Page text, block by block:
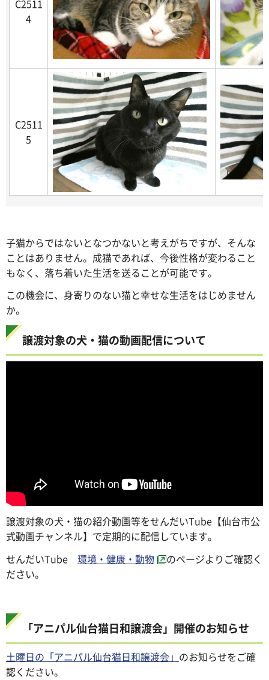
C2511
4
C2511
5
子猫からではないとなつかないと考えがちですが、そんな
ことはありません。成猫であれば、今後性格が変わること
もなく、落ち着いた生活を送ることが可能です。
この機会に、身寄りのない猫と幸せな生活をはじめません
か。
譲渡対象の犬・猫の動画配信について
譲渡対象の犬・猫の紹介動画等をせんだいTube【仙台市公
式動画チャンネル】で定期的に配信しています。
せんだいTube 環境・健康・動物
のページよりご確認く
ださい。
「アニパル仙台猫日和譲渡会」開催のお知らせ
土曜日の「アニパル仙台猫日和譲渡会」 のお知らせをご確
認ください。